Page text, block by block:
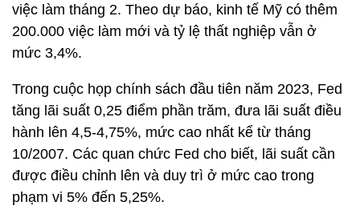
việc làm tháng 2. Theo dự báo, kinh tế Mỹ có thêm
200.000 việc làm mới và tỷ lệ thất nghiệp vẫn ở
mức 3,4%.
Trong cuộc họp chính sách đầu tiên năm 2023, Fed
tăng lãi suất 0,25 điểm phần trăm, đưa lãi suất điều
hành lên 4,5-4,75%, mức cao nhất kể từ tháng
10/2007. Các quan chức Fed cho biết, lãi suất cần
được điều chỉnh lên và duy trì ở mức cao trong
phạm vi 5% đến 5,25%.